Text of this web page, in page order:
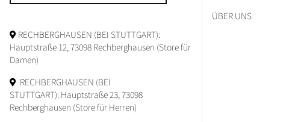
RECHBERGHAUSEN (BEI STUTTGART):
Hauptstraße 12, 73098 Rechberghausen (Store für
Damen)
RECHBERGHAUSEN (BEI
STUTTGART): Hauptstraße 23, 73098
Rechberghausen (Store für Herren)
ÜBER UNS